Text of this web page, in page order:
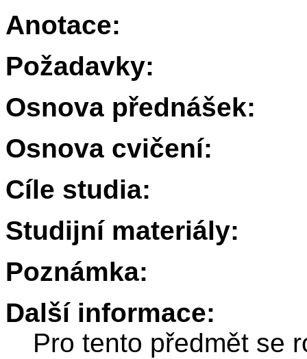
Anotace:
Požadavky:
Osnova přednášek:
Osnova cvičení:
Cíle studia:
Studijní materiály:
Poznámka:
Další informace:
Pro tento předmět se